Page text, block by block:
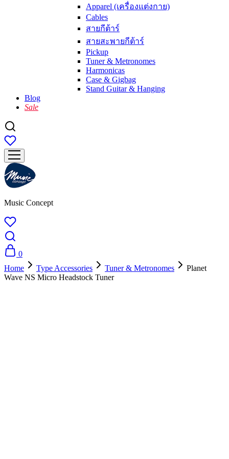
Apparel (เครื่องแต่งกาย)
Cables
สายกีต้าร์
สายสะพายกีต้าร์
Pickup
Tuner & Metronomes
Harmonicas
Case & Gigbag
Stand Guitar & Hanging
Blog
Sale
Music Concept
0
Home
Type Accessories Tuner & Metronomes
Planet
Wave NS Micro Headstock Tuner